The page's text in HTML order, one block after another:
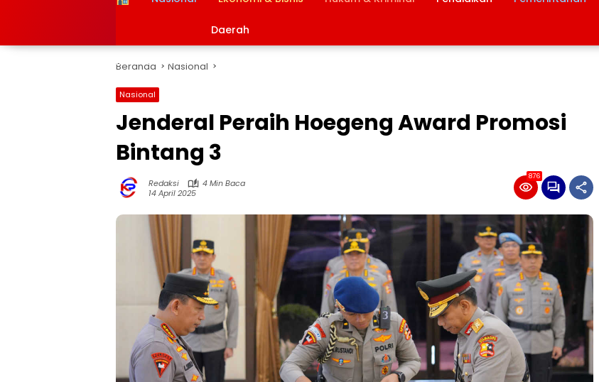
Daerah
Info Bekasi Info Bogor
Beranda Nasional
Nasional
Jenderal Peraih Hoegeng Award Promosi
Bintang 3
Redaksi
4 Min Baca
14 April 2025
876